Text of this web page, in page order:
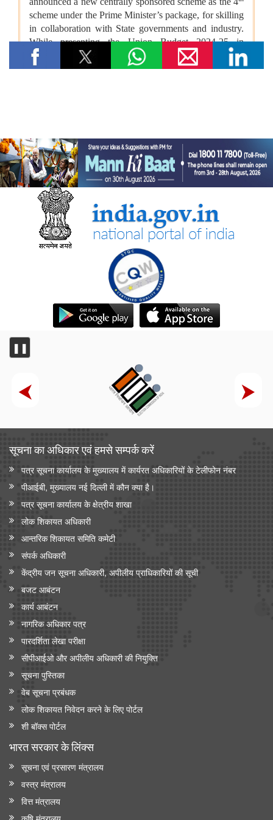
❚❚
सूचना का अधिकार एवं हमसे सम्‍पर्क करें
पत्र सूचना कार्यालय के मुख्यालय में कार्यरत अधिकारियों के टेलीफोन नंबर
पीआईबी, मुख्यालय नई दिल्ली में कौन क्या है।
पत्र सूचना कार्यालय के क्षेत्रीय शाखा
लोक शिकायत अधिकारी
आन्‍तरिक शिकायत समिति कमेटी
संपर्क अधिकारी
केंद्रीय जन सूचना अधिकारी, अपीलीय प्राधिकारियों की सूची
बजट आबंटन
कार्य आबंटन
नागरिक अधिकार पत्र
पारदर्शिता लेखा परीक्षा
सीपीआईओ और अपी‍लीय अधिकारी की नियुक्ति
सूचना पुस्तिका
वेब सूचना प्रबंधक
लोक शिकायत निवेदन करने के लिए पोर्टल
शी बॉक्स पोर्टल
भारत सरकार के लिंक्‍स
सूचना एवं प्रसारण मंत्रालय
वस्त्र मंत्रालय
वित्त मंत्रालय